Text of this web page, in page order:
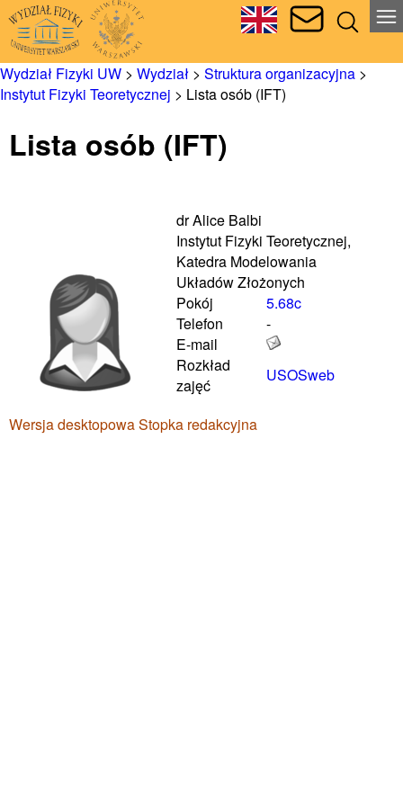
Wydział Fizyki UW > Wydział > Struktura organizacyjna >
Instytut Fizyki Teoretycznej > Lista osób (IFT)
Lista osób (IFT)
dr Alice Balbi
Instytut Fizyki Teoretycznej,
Katedra Modelowania
Układów Złożonych
Pokój
5.68c
Telefon
-
E-mail
Rozkład
zajęć
USOSweb
Wersja desktopowaStopka redakcyjna